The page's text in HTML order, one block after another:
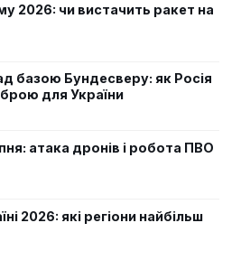
2026: чи вистачить ракет на
базою Бундесверу: як Росія
для України
атака дронів і робота ПВО
2026: які регіони найбільш